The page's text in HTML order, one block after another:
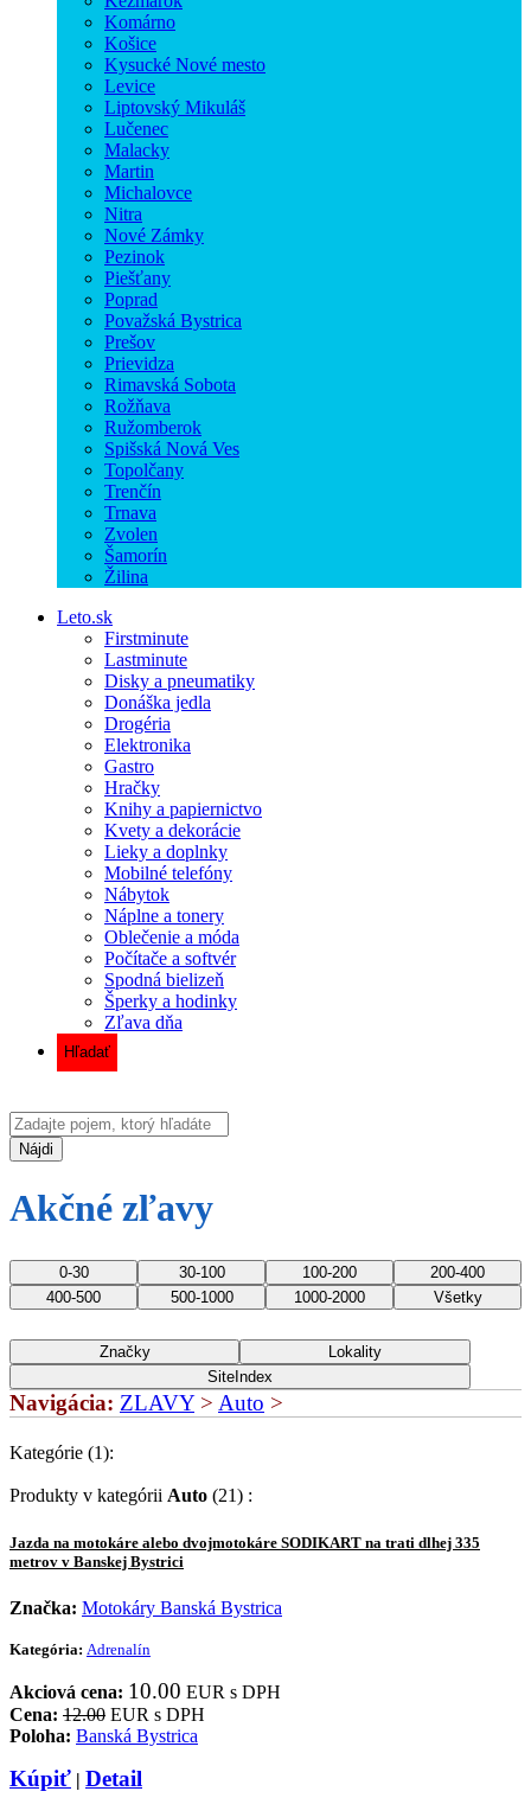
Komárno
Košice
Kysucké Nové mesto
Levice
Liptovský Mikuláš
Lučenec
Malacky
Martin
Michalovce
Nitra
Nové Zámky
Pezinok
Piešťany
Poprad
Považská Bystrica
Prešov
Prievidza
Rimavská Sobota
Rožňava
Ružomberok
Spišská Nová Ves
Topolčany
Trenčín
Trnava
Zvolen
Šamorín
Žilina
Leto.sk
Firstminute
Lastminute
Disky a pneumatiky
Donáška jedla
Drogéria
Elektronika
Gastro
Hračky
Knihy a papiernictvo
Kvety a dekorácie
Lieky a doplnky
Mobilné telefóny
Nábytok
Náplne a tonery
Oblečenie a móda
Počítače a softvér
Spodná bielizeň
Šperky a hodinky
Zľava dňa
Hľadať
Nájdi
Akčné zľavy
0-30 30-100 100-200
200-400
400-500
500-1000 1000-2000 Všetky
Značky
Lokality
SiteIndex
Navigácia: ZLAVY> Auto >
Kategórie (1):
Produkty v kategórii Auto (21) :
Jazda na motokáre alebo dvojmotokáre SODIKART na trati dlhej 335
metrov v Banskej Bystrici
Značka: Motokáry Banská Bystrica
Kategória: Adrenalín
Akciová cena: 10.00 EUR s DPH
Cena: 12.00 EUR s DPH
Poloha: Banská Bystrica
Kúpiť | Detail